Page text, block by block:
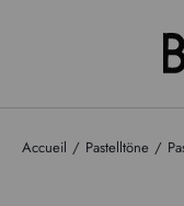
Accueil Pastelltöne